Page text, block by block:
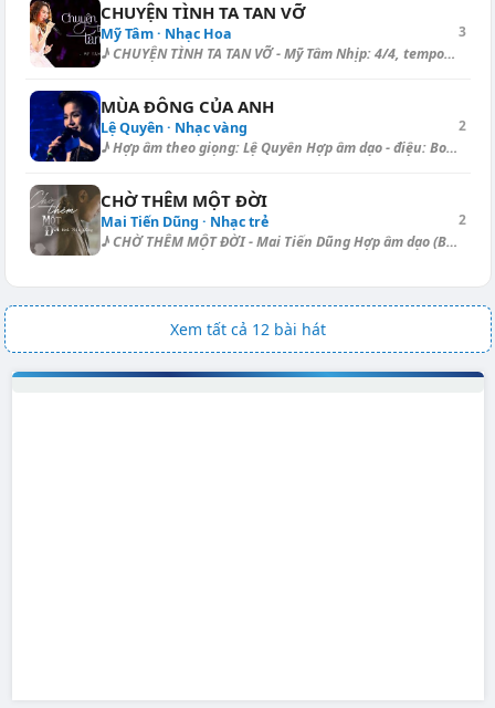
CHUYỆN TÌNH TA TAN VỠ
Mỹ Tâm · Nhạc Hoa
♪ CHUYỆN TÌNH TA TAN VỠ - Mỹ Tâm Nhịp: 4/4, tempo: 65, điệu: Slow Surf =...
3
MÙA ĐÔNG CỦA ANH
Lệ Quyên · Nhạc vàng
♪ Hợp âm theo giọng: Lệ Quyên Hợp âm dạo - điệu: Bolero [E] | [Abm] | [B...
2
CHỜ THÊM MỘT ĐỜI
Mai Tiến Dũng · Nhạc trẻ
♪ CHỜ THÊM MỘT ĐỜI - Mai Tiến Dũng Hợp âm dạo (Ballad): [Em7] | [Esus4]...
2
Xem tất cả 12 bài hát